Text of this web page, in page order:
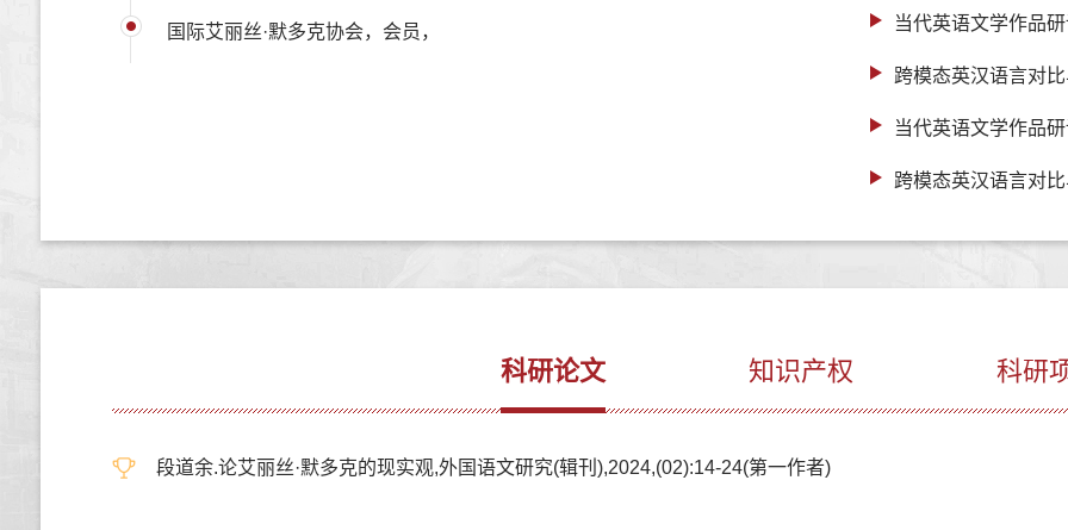
国际艾丽丝·默多克协会，会员， 当代英语文学作品
跨模态英汉语言对
当代英语文学作品
跨模态英汉语言对
科研论文 知识产权 科研
段道余.论艾丽丝·默多克的现实观,外国语文研究(辑刊),2024,(02):14-24(第一作者)